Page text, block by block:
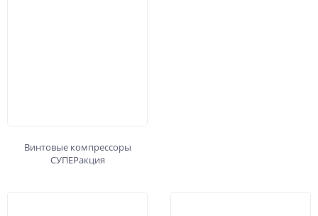
Винтовые компрессоры
СУПЕРакция